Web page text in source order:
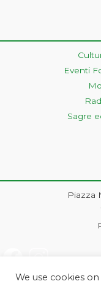
Eventi
Sagre
Piazza
We use cookies